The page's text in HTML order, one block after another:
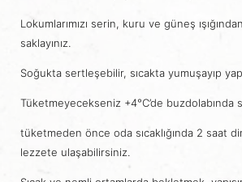
Lokumlarımızı serin, kuru ve güneş
saklayınız.
Soğukta sertleşebilir, sıcakta yumuşayıp
Tüketmeyecekseniz +4°C’de buzdolabında
tüketmeden önce oda sıcaklığında 2 saat
lezzete ulaşabilirsiniz.